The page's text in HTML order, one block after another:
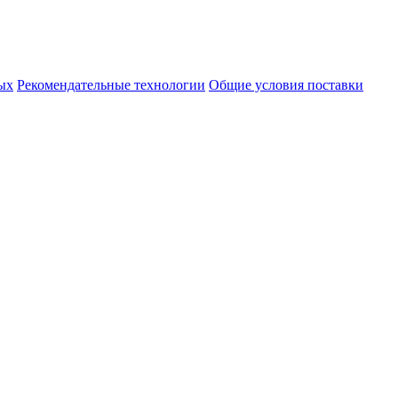
Рекомендательные технологии Общие условия поставки